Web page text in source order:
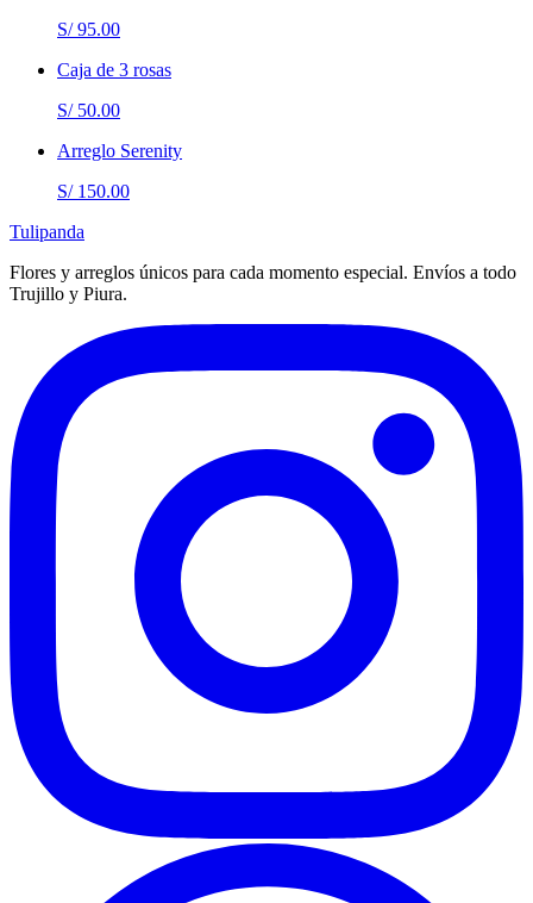
S/ 95.00
Caja de 3 rosas
S/ 50.00
Arreglo Serenity
S/ 150.00
Tulipanda
Flores y arreglos únicos para cada momento especial. Envíos a todo
Trujillo y Piura.